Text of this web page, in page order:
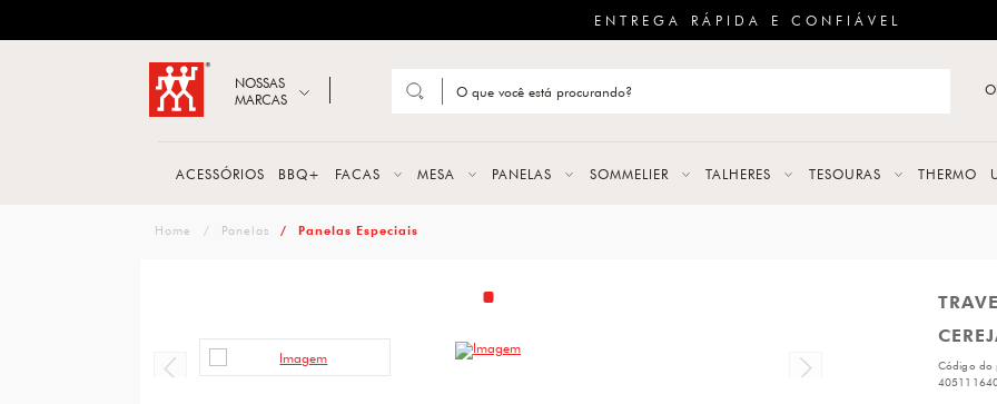
ENTREGA RÁPIDA E CONFIÁVEL
ZWILLING
NOSSAS
MARCAS
FACAS
PANELAS
TALHERES
ACESSÓRIOS BBQ+ FACAS MESA PANELAS SOMMELIER TALHERES TESOURAS THERMO
Panelas Panelas Especiais
Código do